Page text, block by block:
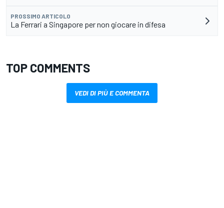
PROSSIMO ARTICOLO
La Ferrari a Singapore per non giocare in difesa
TOP COMMENTS
VEDI DI PIÙ E COMMENTA